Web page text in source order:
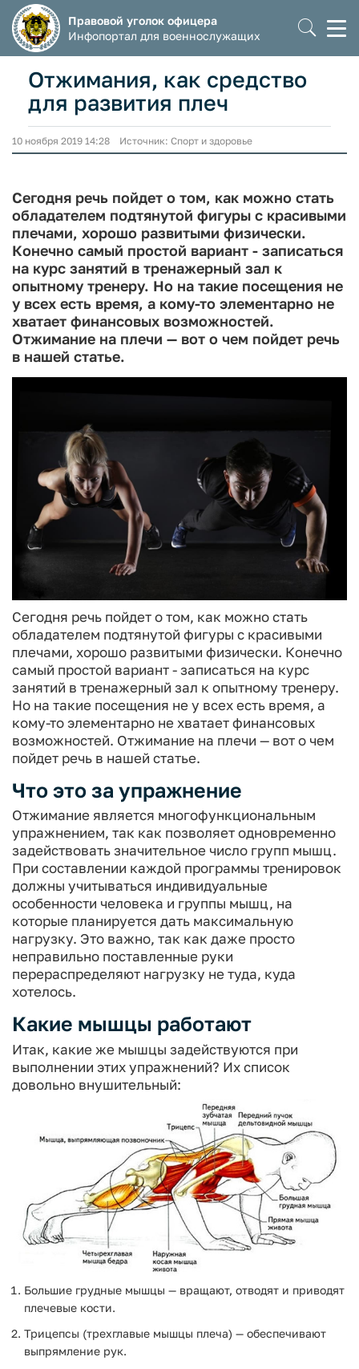
Правовой уголок офицера
Инфопортал для военнослужащих
Отжимания, как средство
для развития плеч
10 ноября 2019 14:28 Источник: Спорт и здоровье
Сегодня речь пойдет о том, как можно стать
обладателем подтянутой фигуры с красивыми
плечами, хорошо развитыми физически.
Конечно самый простой вариант - записаться
на курс занятий в тренажерный зал к
опытному тренеру. Но на такие посещения не
у всех есть время, а кому-то элементарно не
хватает финансовых возможностей.
Отжимание на плечи — вот о чем пойдет речь
в нашей статье.
Сегодня речь пойдет о том, как можно стать
обладателем подтянутой фигуры с красивыми
плечами, хорошо развитыми физически. Конечно
самый простой вариант - записаться на курс
занятий в тренажерный зал к опытному тренеру.
Но на такие посещения не у всех есть время, а
кому-то элементарно не хватает финансовых
возможностей. Отжимание на плечи — вот о чем
пойдет речь в нашей статье.
Что это за упражнение
Отжимание является многофункциональным
упражнением, так как позволяет одновременно
задействовать значительное число групп мышц.
При составлении каждой программы тренировок
должны учитываться индивидуальные
особенности человека и группы мышц, на
которые планируется дать максимальную
нагрузку. Это важно, так как даже просто
неправильно поставленные руки
перераспределяют нагрузку не туда, куда
хотелось.
Какие мышцы работают
Итак, какие же мышцы задействуются при
выполнении этих упражнений? Их список
довольно внушительный:
Большие грудные мышцы — вращают, отводят и приводят
плечевые кости.
Трицепсы (трехглавые мышцы плеча) — обеспечивают
выпрямление рук.